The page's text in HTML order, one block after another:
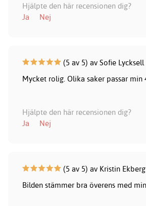
Hjälpte den här recensionen dig?
Ja
Nej
(5 av 5) av Sofie Lycksell
Mycket rolig. Olika saker passar min
Hjälpte den här recensionen dig?
Ja
Nej
(5 av 5) av Kristin Ekberg
Bilden stämmer bra överens med